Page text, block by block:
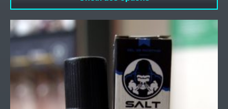
produit
plusieurs
variations.
peuvent